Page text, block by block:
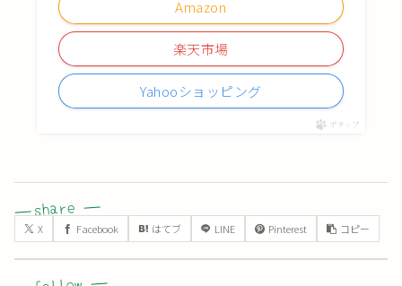
Amazon
楽天市場
Yahooショッピング
ポチップ
X Facebook はてブ LINE Pinterest コピー